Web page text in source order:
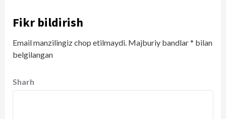
Fikr bildirish
Email manzilingiz chop etilmaydi. Majburiy bandlar* bilan
belgilangan
Sharh